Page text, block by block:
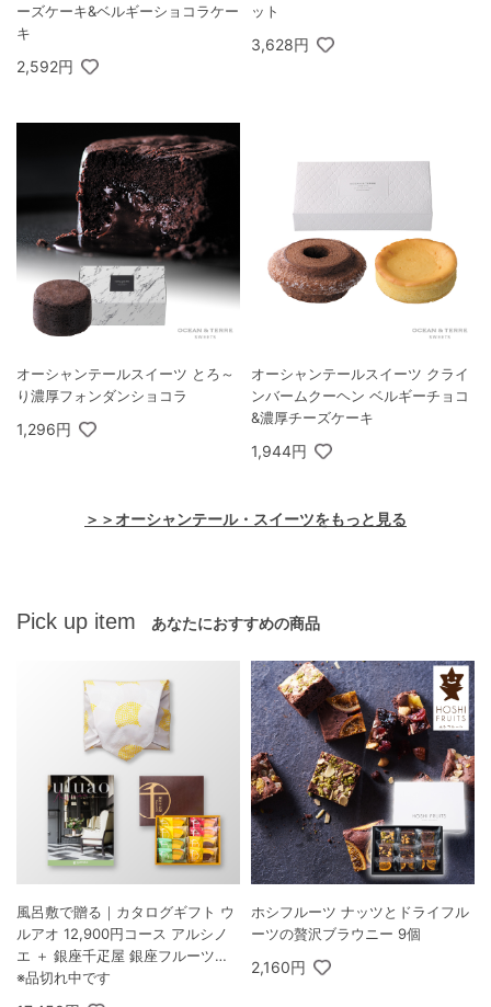
ーズケーキ&ベルギーショコラケー
キ
2,592円
ット
3,628円
オーシャンテールスイーツ とろ～
り濃厚フォンダンショコラ
1,296円
オーシャンテールスイーツ クライ
ンバームクーヘン ベルギーチョコ
&濃厚チーズケーキ
1,944円
＞＞オーシャンテール・スイーツをもっと見る
Pick up item あなたにおすすめの商品
風呂敷で贈る｜カタログギフト ウ
ルアオ 12,900円コース アルシノ
エ ＋ 銀座千疋屋 銀座フルーツク
ーヘン 8個入
※品切れ中です
ホシフルーツ ナッツとドライフル
ーツの贅沢ブラウニー 9個
2,160円